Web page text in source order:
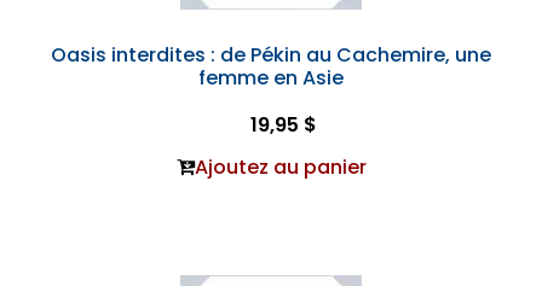
Oasis interdites : de Pékin au Cachemire, une
femme en Asie
19,95 $
Ajoutez au panier